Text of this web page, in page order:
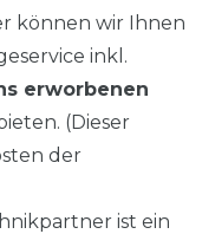
können wir Ihnen
inkl.
erworbenen
(Dieser
der
ist ein